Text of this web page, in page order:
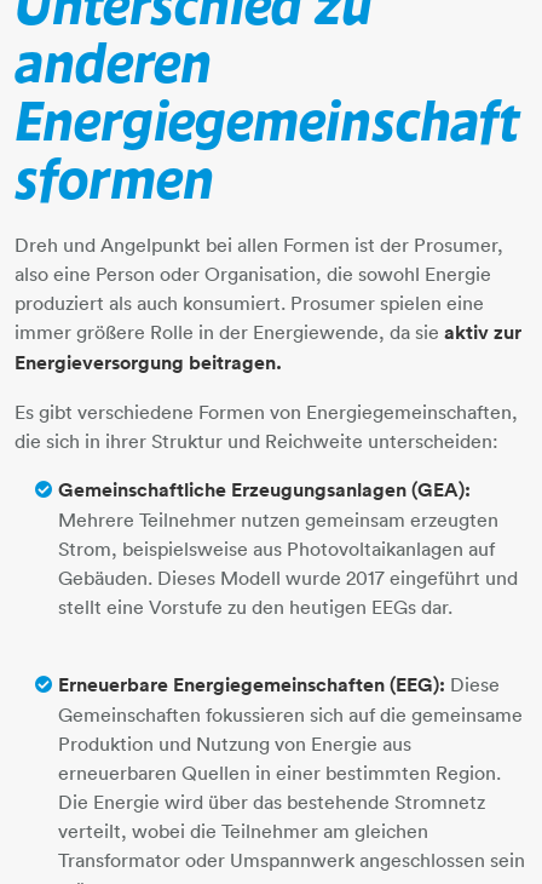
anderen
Energiegemeinschaft
sformen
Dreh und Angelpunkt bei allen Formen ist der Prosumer,
also eine Person oder Organisation, die sowohl Energie
produziert als auch konsumiert. Prosumer spielen eine
immer größere Rolle in der Energiewende, da sie aktiv zur
Energieversorgung beitragen.
Es gibt verschiedene Formen von Energiegemeinschaften,
die sich in ihrer Struktur und Reichweite unterscheiden:
Gemeinschaftliche Erzeugungsanlagen (GEA):
Mehrere Teilnehmer nutzen gemeinsam erzeugten
Strom, beispielsweise aus Photovoltaikanlagen auf
Gebäuden. Dieses Modell wurde 2017 eingeführt und
stellt eine Vorstufe zu den heutigen EEGs dar.
Erneuerbare Energiegemeinschaften (EEG): Diese
Gemeinschaften fokussieren sich auf die gemeinsame
Produktion und Nutzung von Energie aus
erneuerbaren Quellen in einer bestimmten Region.
Die Energie wird über das bestehende Stromnetz
verteilt, wobei die Teilnehmer am gleichen
Transformator oder Umspannwerk angeschlossen sein